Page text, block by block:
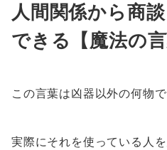
人間関係から商
できる【魔法の言
この言葉は凶器以外の何物で
実際にそれを使っている人